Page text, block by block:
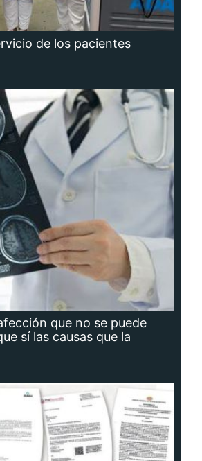
de los pacientes
que no se puede
sí las causas que la